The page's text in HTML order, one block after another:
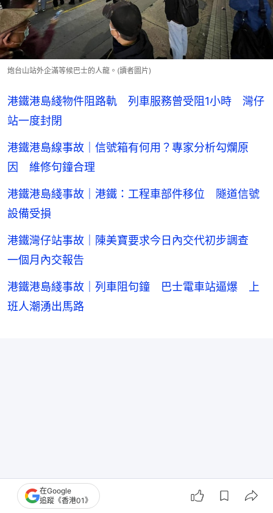
炮台山站外企滿等候巴士的人龍。(讀者圖片)
港鐵港島綫物件阻路軌 列車服務曾受阻1小時 灣仔
站一度封閉
港鐵港島線事故｜信號箱有何用？專家分析勾爛原
因 維修句鐘合理
港鐵港島綫事故｜港鐵：工程車部件移位 隧道信號
設備受損
港鐵灣仔站事故｜陳美寶要求今日內交代初步調查
一個月內交報告
港鐵港島綫事故｜列車阻句鐘 巴士電車站逼爆 上
班人潮湧出馬路
在Google
追蹤《香港01》